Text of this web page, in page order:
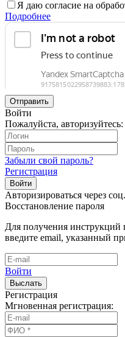
Я даю согласие на
Подробнее
Отправить
Войти
Пожалуйста, авторизуйтесь:
Забыли свой пароль?
Регистрация
Войти
Авторизироваться через
Восстановление пароля
Для получения инструкций
введите email, указанный
Войти
Выслать
Регистрация
Мгновенная регистрация: